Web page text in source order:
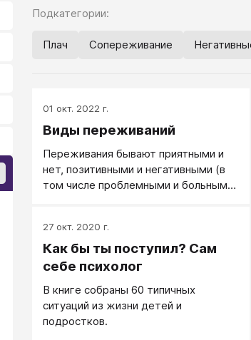
Подкатегории:
Плач Сопереживание
01 окт. 2022 г.
Виды переживаний
Переживания бывают приятными и
нет, позитивными и негативными (в
том числе проблемными и больными)
температуре, намеренные и
естественно возникшие
(непроизвольные), пустые и
серьезные...
27 окт. 2020 г.
Как бы ты поступил? Сам
себе психолог
В книге собраны 60 типичных
ситуаций из жизни детей и
подростков.